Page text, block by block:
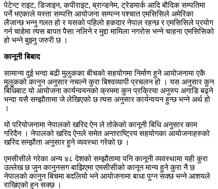
पेटेन्ट राइट, डिजाइन, कपीराइट, ब्रान्डनेम, ट्रेडमार्क आदि बौदिक सम्पतिमा
पर्ने भएकाले यस्ता सम्पत्ति आयोजना सम्पन्न पश्चात एमसिसिले अमेरिका
लैजान्छ भन्नु गलत हो र यसको पहिलो हकदार नेपाल रहन्छ र एमसिसिले प्रयोग
गर्न चाहेमा त्यस बापत पैसा नलिने र मुद्दा मामिला नगरोस भन्ने चाहना एमसिसिको
हो भन्ने बुझ्नु जरुरी छ ।
कानूनी बिबाद
सामान्य दुई भन्दा बढी मुलुकका बीचको सहयोगमा निर्माण हुने आयोजनामा एकै
मुलुकको कानुन अनुसार नचल्ने कुरा बिश्वव्यापी प्रचलन हो । यस अनुसार कुन
बिधिबाट यो आयोजना कार्यन्वयनको क्रममा कुन प्रक्रिया अनुरुप अगाडि बढ्ने
भन्दा यसै सम्झौतामा जे लेखिएको छ त्यस अनुसार कार्यन्वयन हुन्छ भन्ने अर्थ हो
।
यो परियोजनामा नेपालको खरिद ऐन ले तोकेको कानूनी बिधि अनुसार काम
गरिदैन । नेपालको खरिद ऐनले समेत अन्तराष्ट्रिय सहयोगका आयोजनाहरुको
खरिद सम्झौता अनुसार हुने व्यवस्था गरेको छ ।
एमसीसीले गरेका अन्य ४८ देशको सम्झौतामा पनि कानूनी व्यवस्थामा यही कुरा
उल्लेख छ जुन कानुनसग बाझिएमा एमसीसीको कानून मान्य हुने कुरा नै छ
नेपालको कानुन बिचमा बदलियो भने आयोजनामा बाधा पुग्न सक्छ भन्ने आशयले
राखिएको हुन सक्छ ।